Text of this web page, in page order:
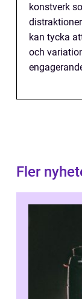
konstverk
kan tycka
och
Fler